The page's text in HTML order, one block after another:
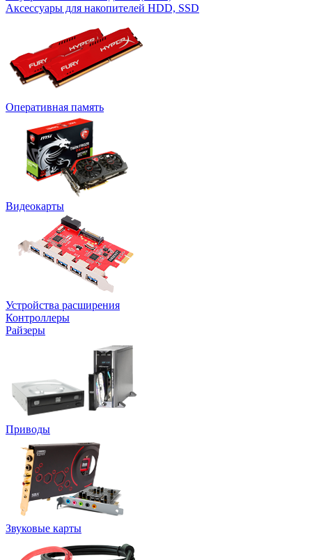
Аксессуары для накопителей HDD, SSD
Оперативная память
Видеокарты
Устройства расширения
Контроллеры
Райзеры
Приводы
Звуковые карты